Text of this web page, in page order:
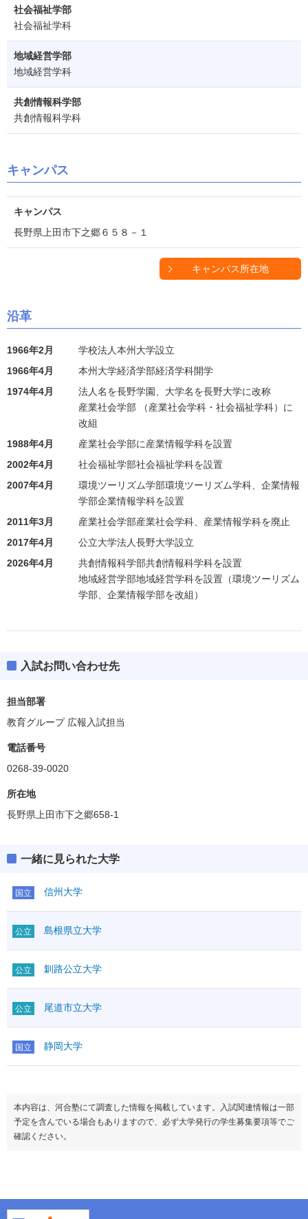
社会福祉学部
社会福祉学科
地域経営学部
地域経営学科
共創情報科学部
共創情報科学科
キャンパス
キャンパス
長野県上田市下之郷６５８－１
キャンパス所在地
沿革
1966年2月
学校法人本州大学設立
1966年4月
本州大学経済学部経済学科開学
1974年4月
法人名を長野学園、大学名を長野大学に改称
産業社会学部 （産業社会学科・社会福祉学科）に
改組
1988年4月
産業社会学部に産業情報学科を設置
2002年4月
社会福祉学部社会福祉学科を設置
2007年4月
環境ツーリズム学部環境ツーリズム学科、企業情報
学部企業情報学科を設置
2011年3月
産業社会学部産業社会学科、産業情報学科を廃止
2017年4月
公立大学法人長野大学設立
2026年4月
共創情報科学部共創情報科学科を設置
地域経営学部地域経営学科を設置（環境ツーリズム
学部、企業情報学部を改組）
入試お問い合わせ先
担当部署
教育グループ 広報入試担当
電話番号
0268-39-0020
所在地
長野県上田市下之郷658-1
一緒に見られた大学
国立 信州大学
公立 島根県立大学
公立 釧路公立大学
公立 尾道市立大学
国立 静岡大学
本内容は、河合塾にて調査した情報を掲載しています。入試関連情報は一部
予定を含んでいる場合もありますので、必ず大学発行の学生募集要項等でご
確認ください。